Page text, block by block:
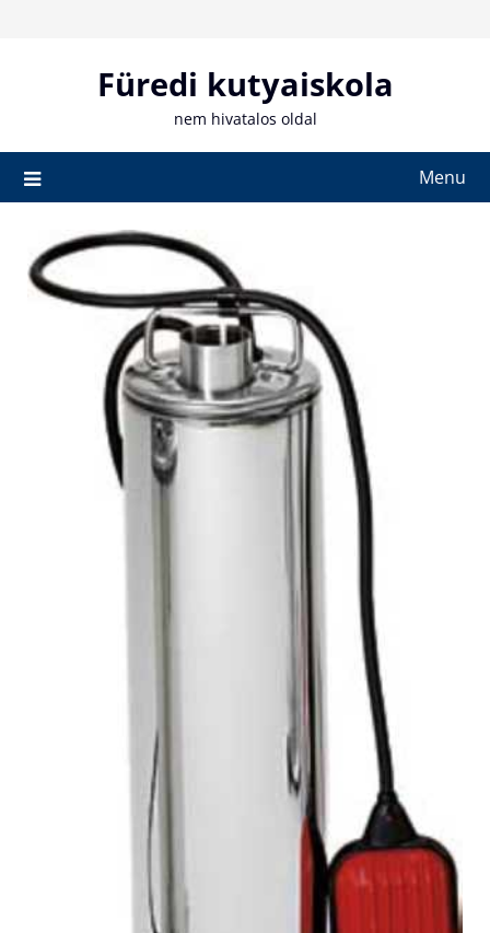
Füredi kutyaiskola
nem hivatalos oldal
Menu